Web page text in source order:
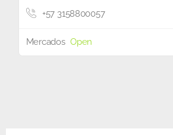
+57 3158800057
Mercados Open